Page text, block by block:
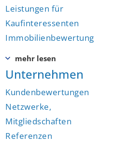
Leistungen für
Kaufinteressenten
Immobilienbewertung
Unternehmen
Kundenbewertungen
Netzwerke,
Mitgliedschaften
Referenzen